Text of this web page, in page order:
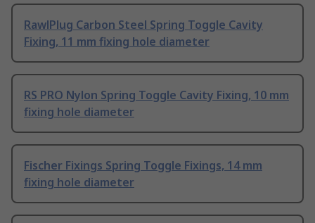
RawlPlug Carbon Steel Spring Toggle Cavity
Fixing, 11 mm fixing hole diameter
RS PRO Nylon Spring Toggle Cavity Fixing, 10 mm
fixing hole diameter
Fischer Fixings Spring Toggle Fixings, 14 mm
fixing hole diameter